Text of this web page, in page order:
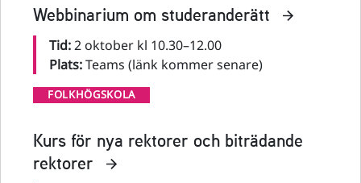
Webbinarium om studeranderätt
Tid:2 oktober kl 10.30–12.00
Plats:Teams (länk kommer senare)
FOLKHÖGSKOLA
Kurs för nya rektorer och biträdande
rektorer